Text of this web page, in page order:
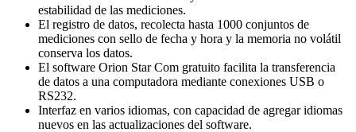
estabilidad de las mediciones.
El registro de datos, recolecta hasta 1000 conjuntos de
mediciones con sello de fecha y hora y la memoria no volátil
conserva los datos.
El software Orion Star Com gratuito facilita la transferencia
de datos a una computadora mediante conexiones USB o
RS232.
Interfaz en varios idiomas, con capacidad de agregar idiomas
nuevos en las actualizaciones del software.